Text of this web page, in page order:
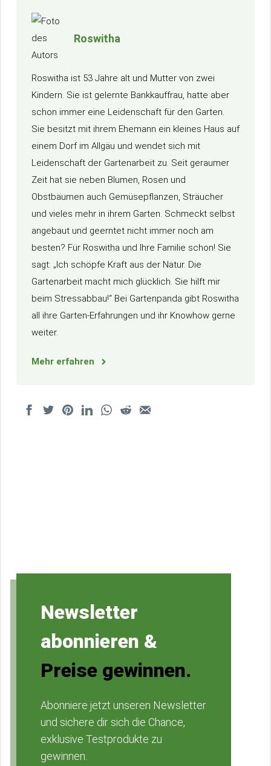
Roswitha
Roswitha ist 53 Jahre alt und Mutter von zwei
Kindern. Sie ist gelernte Bankkauffrau, hatte aber
schon immer eine Leidenschaft für den Garten.
Sie besitzt mit ihrem Ehemann ein kleines Haus auf
einem Dorf im Allgäu und wendet sich mit
Leidenschaft der Gartenarbeit zu. Seit geraumer
Zeit hat sie neben Blumen, Rosen und
Obstbäumen auch Gemüsepflanzen, Sträucher
und vieles mehr in ihrem Garten. Schmeckt selbst
angebaut und geerntet nicht immer noch am
besten? Für Roswitha und Ihre Familie schon! Sie
sagt: „Ich schöpfe Kraft aus der Natur. Die
Gartenarbeit macht mich glücklich. Sie hilft mir
beim Stressabbau!“ Bei Gartenpanda gibt Roswitha
all ihre Garten-Erfahrungen und ihr Knowhow gerne
weiter.
Mehr erfahren
Newsletter
abonnieren &
Preise gewinnen.
Abonniere jetzt unseren Newsletter
und sichere dir sich die Chance,
exklusive Testprodukte zu
gewinnen.